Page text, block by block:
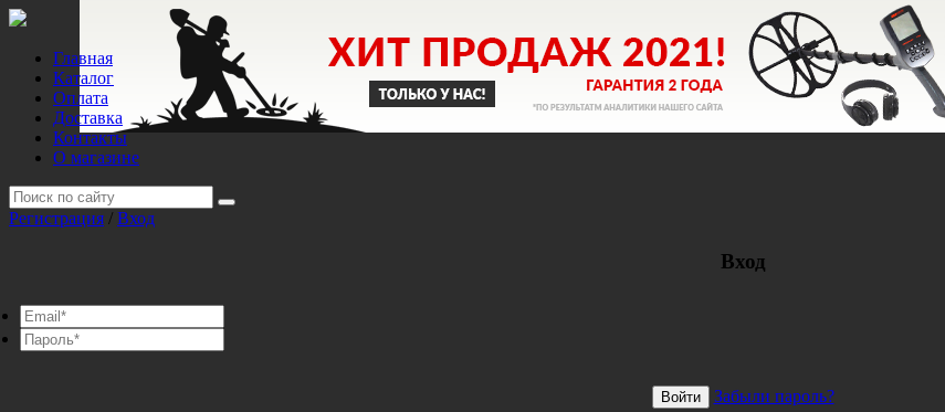
Главная
Каталог
Оплата
Доставка
Контакты
О магазине
Регистрация / Вход
Вход
Войти Забыли пароль?